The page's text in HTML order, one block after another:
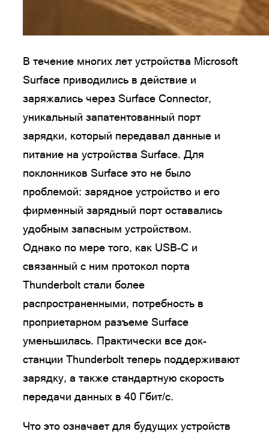
В течение многих лет устройства Microsoft
Surface приводились в действие и
заряжались через Surface Connector,
уникальный запатентованный порт
зарядки, который передавал данные и
питание на устройства Surface. Для
поклонников Surface это не было
проблемой: зарядное устройство и его
фирменный зарядный порт оставались
удобным запасным устройством.
Однако по мере того, как USB-C и
связанный с ним протокол порта
Thunderbolt стали более
распространенными, потребность в
проприетарном разъеме Surface
уменьшилась. Практически все док-
станции Thunderbolt теперь поддерживают
зарядку, а также стандартную скорость
передачи данных в 40 Гбит/с.
Что это означает для будущих устройств